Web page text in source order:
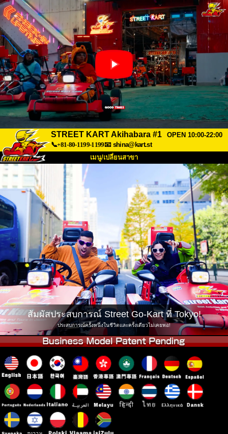
STREET KART Akihabara #1
OPEN 10:00-22:00
📞+81-80-1199-1199📧 shina@kart.st
เมนู/เปลี่ยนสาขา
เกี่ยวกับ ราคา
การเข้าถึง เสียงจากผู้ใช้ คำถามที่พบบ่อย
บริษัท การจอง
เปลี่ยนสาขา
Tokyo Shinagawa Tokyo Akihabara#1
Tokyo Akihabara#2 Tokyo Shibuya
Tokyo Shibuya Annex Tokyo Bay
Tokyo Asakusa Osaka
Okinawa
สัมผัสประสบการณ์ Street Go-Kart ที่ Tokyo!
ประสบการณ์ครั้งหนึ่งในชีวิตและครั้งเดียวไม่เคยพอ!